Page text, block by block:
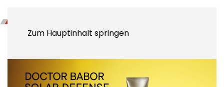
Zum Hauptinhalt springen